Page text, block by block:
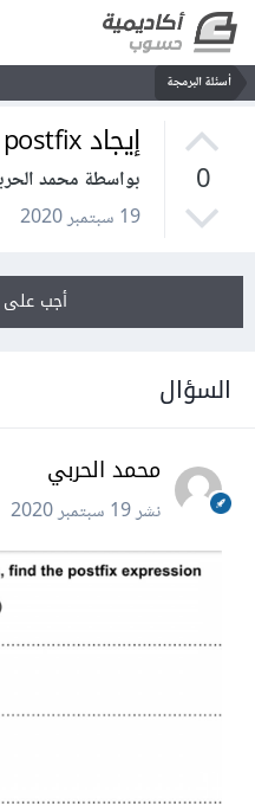
أسئلة البرمجة
0
إيجاد postfix لتعبير Infix
بواسطة محمد
19 سبتمبر 2020
أجب على
السؤال
محمد الحربي
نشر19 سبتمبر 2020